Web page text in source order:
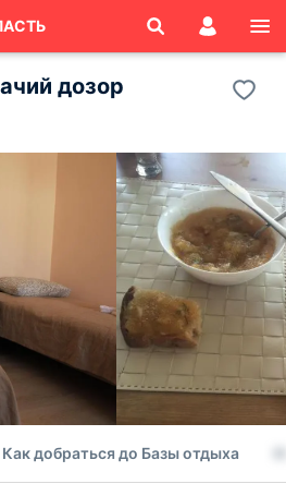
дозор
Как добраться до Базы отдыха